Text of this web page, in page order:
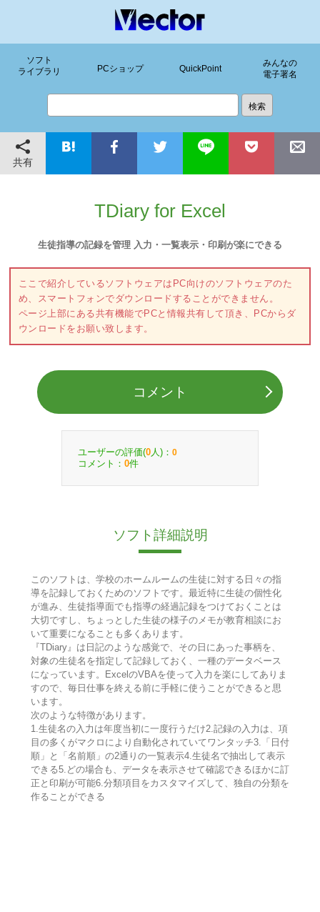
ソフト
ライブラリ
PCショップ QuickPoint
みんなの
電子署名
共有
TDiary for Excel
生徒指導の記録を管理 入力・一覧表示・印刷が楽にできる
ここで紹介しているソフトウェアはPC向けのソフトウェアのた
め、スマートフォンでダウンロードすることができません。
ページ上部にある共有機能でPCと情報共有して頂き、PCからダ
ウンロードをお願い致します。
コメント
ユーザーの評価(0 人)： 0
コメント： 0件
ソフト詳細説明
このソフトは、学校のホームルームの生徒に対する日々の指
導を記録しておくためのソフトです。最近特に生徒の個性化
が進み、生徒指導面でも指導の経過記録をつけておくことは
大切ですし、ちょっとした生徒の様子のメモが教育相談にお
いて重要になることも多くあります。
『TDiary』は日記のような感覚で、その日にあった事柄を、
対象の生徒名を指定して記録しておく、一種のデータベース
になっています。ExcelのVBAを使って入力を楽にしてありま
すので、毎日仕事を終える前に手軽に使うことができると思
います。
次のような特徴があります。
1.生徒名の入力は年度当初に一度行うだけ2.記録の入力は、項
目の多くがマクロにより自動化されていてワンタッチ3.「日付
順」と「名前順」の2通りの一覧表示4.生徒名で抽出して表示
できる5.どの場合も、データを表示させて確認できるほかに訂
正と印刷が可能6.分類項目をカスタマイズして、独自の分類を
作ることができる